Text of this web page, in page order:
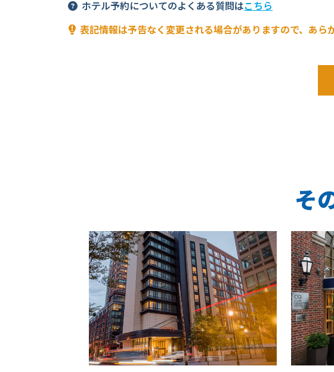
ホテル予約についてのよくある質問はこちら
表記情報は予告なく変更される場合がありますので、あら
そ